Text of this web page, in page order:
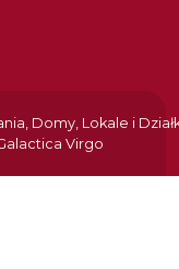
Domy, Lokale i
Virgo